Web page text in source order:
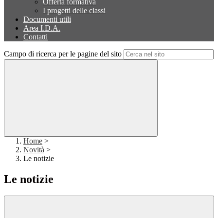
Offerta formativa
I progetti delle classi
Documenti utili
Area I.D.A.
Contatti
Campo di ricerca per le pagine del sito
Home >
Novità >
Le notizie
Le notizie